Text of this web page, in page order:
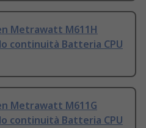
Metrawatt M611H
continuità Batteria CPU
Metrawatt M611G
continuità Batteria CPU